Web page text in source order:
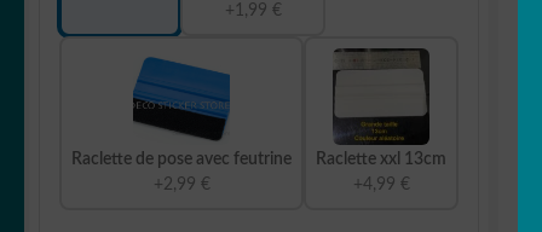
+1,99 €
Raclette de pose avec feutrine
+2,99 €
Raclette xxl 13cm
+4,99 €